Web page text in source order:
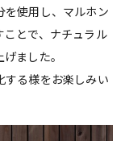
使用し、マルホン
とで、ナチュラル
ました。
する様をお楽しみい